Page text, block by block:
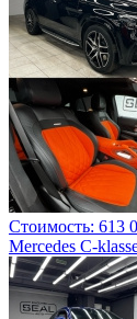
Стоимость: 613
Mercedes C-